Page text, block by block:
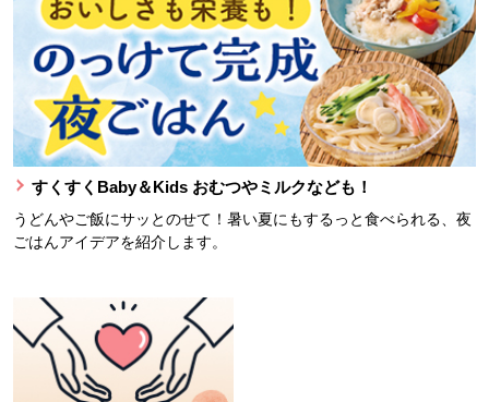
すくすくBaby＆Kids おむつやミルクなども！
うどんやご飯にサッとのせて！暑い夏にもするっと食べられる、夜
ごはんアイデアを紹介します。